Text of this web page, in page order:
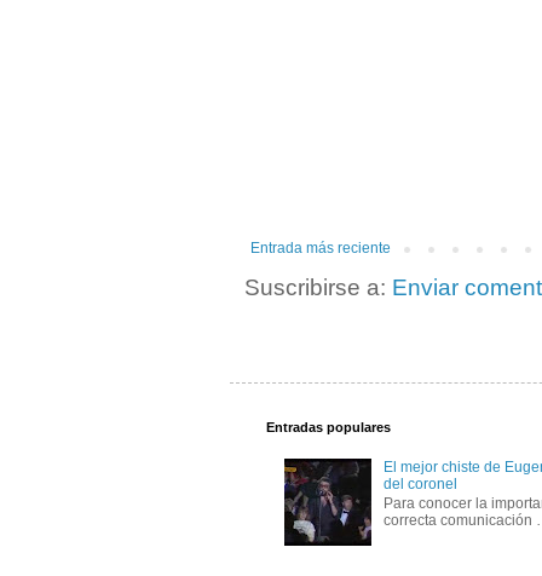
Entrada más reciente
Suscribirse a: Enviar
Entradas populares
El mejor chiste de
del coronel
Para conocer la
correcta